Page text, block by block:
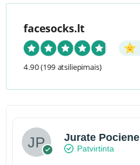
facesocks.lt
4.90(199 atsiliepimais)
Jurate Pociene
Patvirtinta